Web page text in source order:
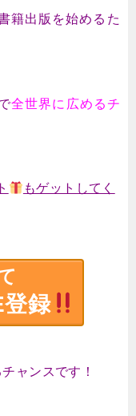
籍出版を始めるた
全世界に広めるチ
もゲットしてく
録
ャンスです！